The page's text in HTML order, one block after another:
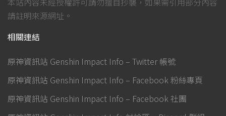
請註明來源網址。
相關連結
原神資訊站 Genshin Impact Info – Twitter 帳號
原神資訊站 Genshin Impact Info – Facebook 粉絲專頁
原神資訊站 Genshin Impact Info – Facebook 社團